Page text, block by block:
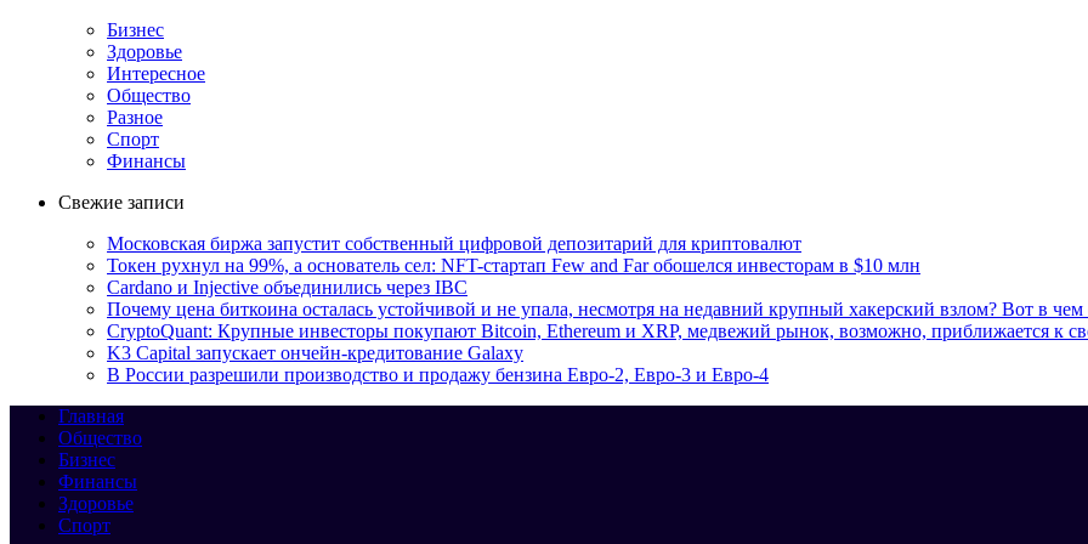
Бизнес
Здоровье
Интересное
Общество
Разное
Спорт
Финансы
Свежие записи
Московская биржа запустит собственный цифровой депозитарий для криптовалют
Токен рухнул на 99%, а основатель сел: NFT-стартап Few and Far обошелся инвесторам в $10 млн
Cardano и Injective объединились через IBC
Почему цена биткоина осталась устойчивой и не упала, несмотря на недавний крупный хакерский взлом? Вот в чем
CryptoQuant: Крупные инвесторы покупают Bitcoin, Ethereum и XRP, медвежий рынок, возможно, приближается к
K3 Capital запускает ончейн-кредитование Galaxy
В России разрешили производство и продажу бензина Евро-2, Евро-3 и Евро-4
Главная
Общество
Бизнес
Финансы
Здоровье
Спорт